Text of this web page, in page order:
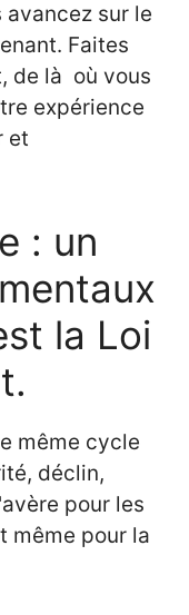
avancez sur le
Faites
de là où vous
expérience
et
: un
la Loi
même cycle
déclin,
pour les
même pour la